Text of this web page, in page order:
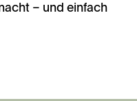
– und einfach